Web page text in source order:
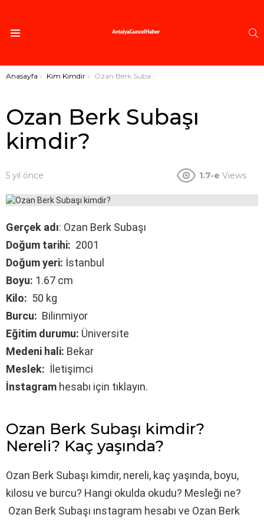
Buradasınız:
Anasayfa Kim Kimdir Ozan Berk Subaşı kimdir?
Ozan Berk Subaşı
kimdir?
5 yıl önce 1.7-e Views
Gerçek adı: Ozan Berk Subaşı
Doğum tarihi: 2001
Doğum yeri: İstanbul
Boyu: 1.67 cm
Kilo: 50 kg
Burcu: Bilinmiyor
Eğitim durumu: Üniversite
Medeni hali: Bekar
Meslek: İletişimci
İnstagram hesabı için tıklayın.
Ozan Berk Subaşı kimdir?
Nereli? Kaç yaşında?
Ozan Berk Subaşı kimdir, nereli, kaç yaşında, boyu,
kilosu ve burcu? Hangi okulda okudu? Mesleği ne?
Ozan Berk Subaşı ınstagram hesabı ve Ozan Berk